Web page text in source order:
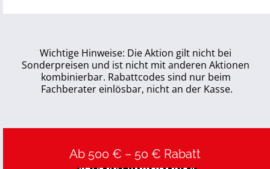
Wichtige Hinweise: Die Aktion gilt nicht bei
Sonderpreisen und ist nicht mit anderen Aktionen
kombinierbar. Rabattcodes sind nur beim
Fachberater einlösbar, nicht an der Kasse.
Ab 500 € – 50 € Rabatt